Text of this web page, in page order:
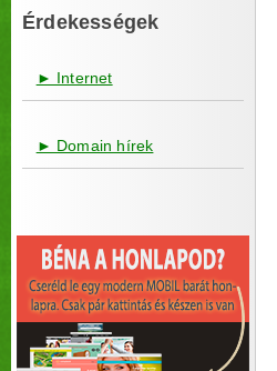
Érdekességek
► Internet
► Domain hírek